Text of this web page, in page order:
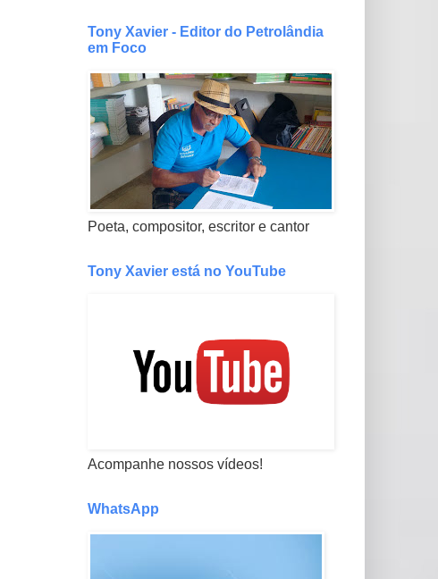
Tony Xavier - Editor do Petrolândia
em Foco
Poeta, compositor, escritor e cantor
Tony Xavier está no YouTube
Acompanhe nossos vídeos!
WhatsApp